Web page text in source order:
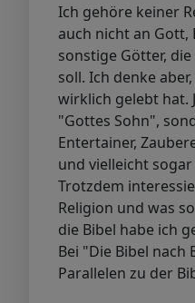
Ich gehöre keiner
auch nicht an Gott,
sonstige Götter,
soll. Ich denke
wirklich gelebt hat.
"Gottes Sohn",
Entertainer,
und vielleicht sogar
Trotzdem
Religion und was
die Bibel habe ich
Bei "Die Bibel nach
Parallelen zu der